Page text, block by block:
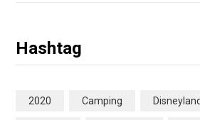
Hashtag
2020 Camping Disneyland